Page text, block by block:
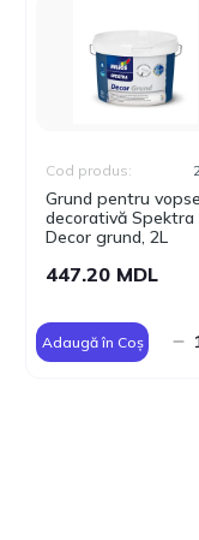
Grund pentru
decorativă Spektra
Decor grund, 2L
Cod produs:
447.20 MDL
Adaugă în Coș